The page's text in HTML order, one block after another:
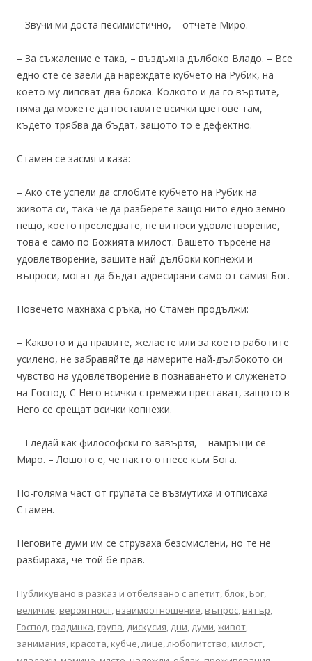
– Звучи ми доста песимистично, – отчете Миро.
– За съжаление е така, – въздъхна дълбоко Владо. – Все
едно сте се заели да нареждате кубчето на Рубик, на
което му липсват два блока. Колкото и да го въртите,
няма да можете да поставите всички цветове там,
където трябва да бъдат, защото то е дефектно.
Стамен се засмя и каза:
– Ако сте успели да сглобите кубчето на Рубик на
живота си, така че да разберете защо нито едно земно
нещо, което преследвате, не ви носи удовлетворение,
това е само по Божията милост. Вашето търсене на
удовлетворение, вашите най-дълбоки копнежи и
въпроси, могат да бъдат адресирани само от самия Бог.
Повечето махнаха с ръка, но Стамен продължи:
– Каквото и да правите, желаете или за което работите
усилено, не забравяйте да намерите най-дълбокото си
чувство на удовлетворение в познаването и служенето
на Господ. С Него всички стремежи престават, защото в
Него се срещат всички копнежи.
– Гледай как философски го завъртя, – намръщи се
Миро. – Лошото е, че пак го отнесе към Бога.
По-голяма част от групата се възмутиха и отписаха
Стамен.
Неговите думи им се струваха безсмислени, но те не
разбираха, че той бе прав.
Публикувано в разказ и отбелязано с апетит, блок, Бог,
величие, вероятност, взаимоотношение, въпрос, вятър,
Господ, градинка, група, дискусия, дни, думи,живот,
занимания, красота, кубче,лице,любопитство, милост,